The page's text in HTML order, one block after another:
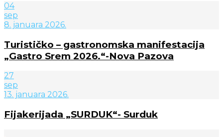
04
sep
8. januara 2026.
Turističko – gastronomska manifestacija
„Gastro Srem 2026.“-Nova Pazova
27
sep
13. januara 2026.
Fijakerijada „SURDUK“- Surduk